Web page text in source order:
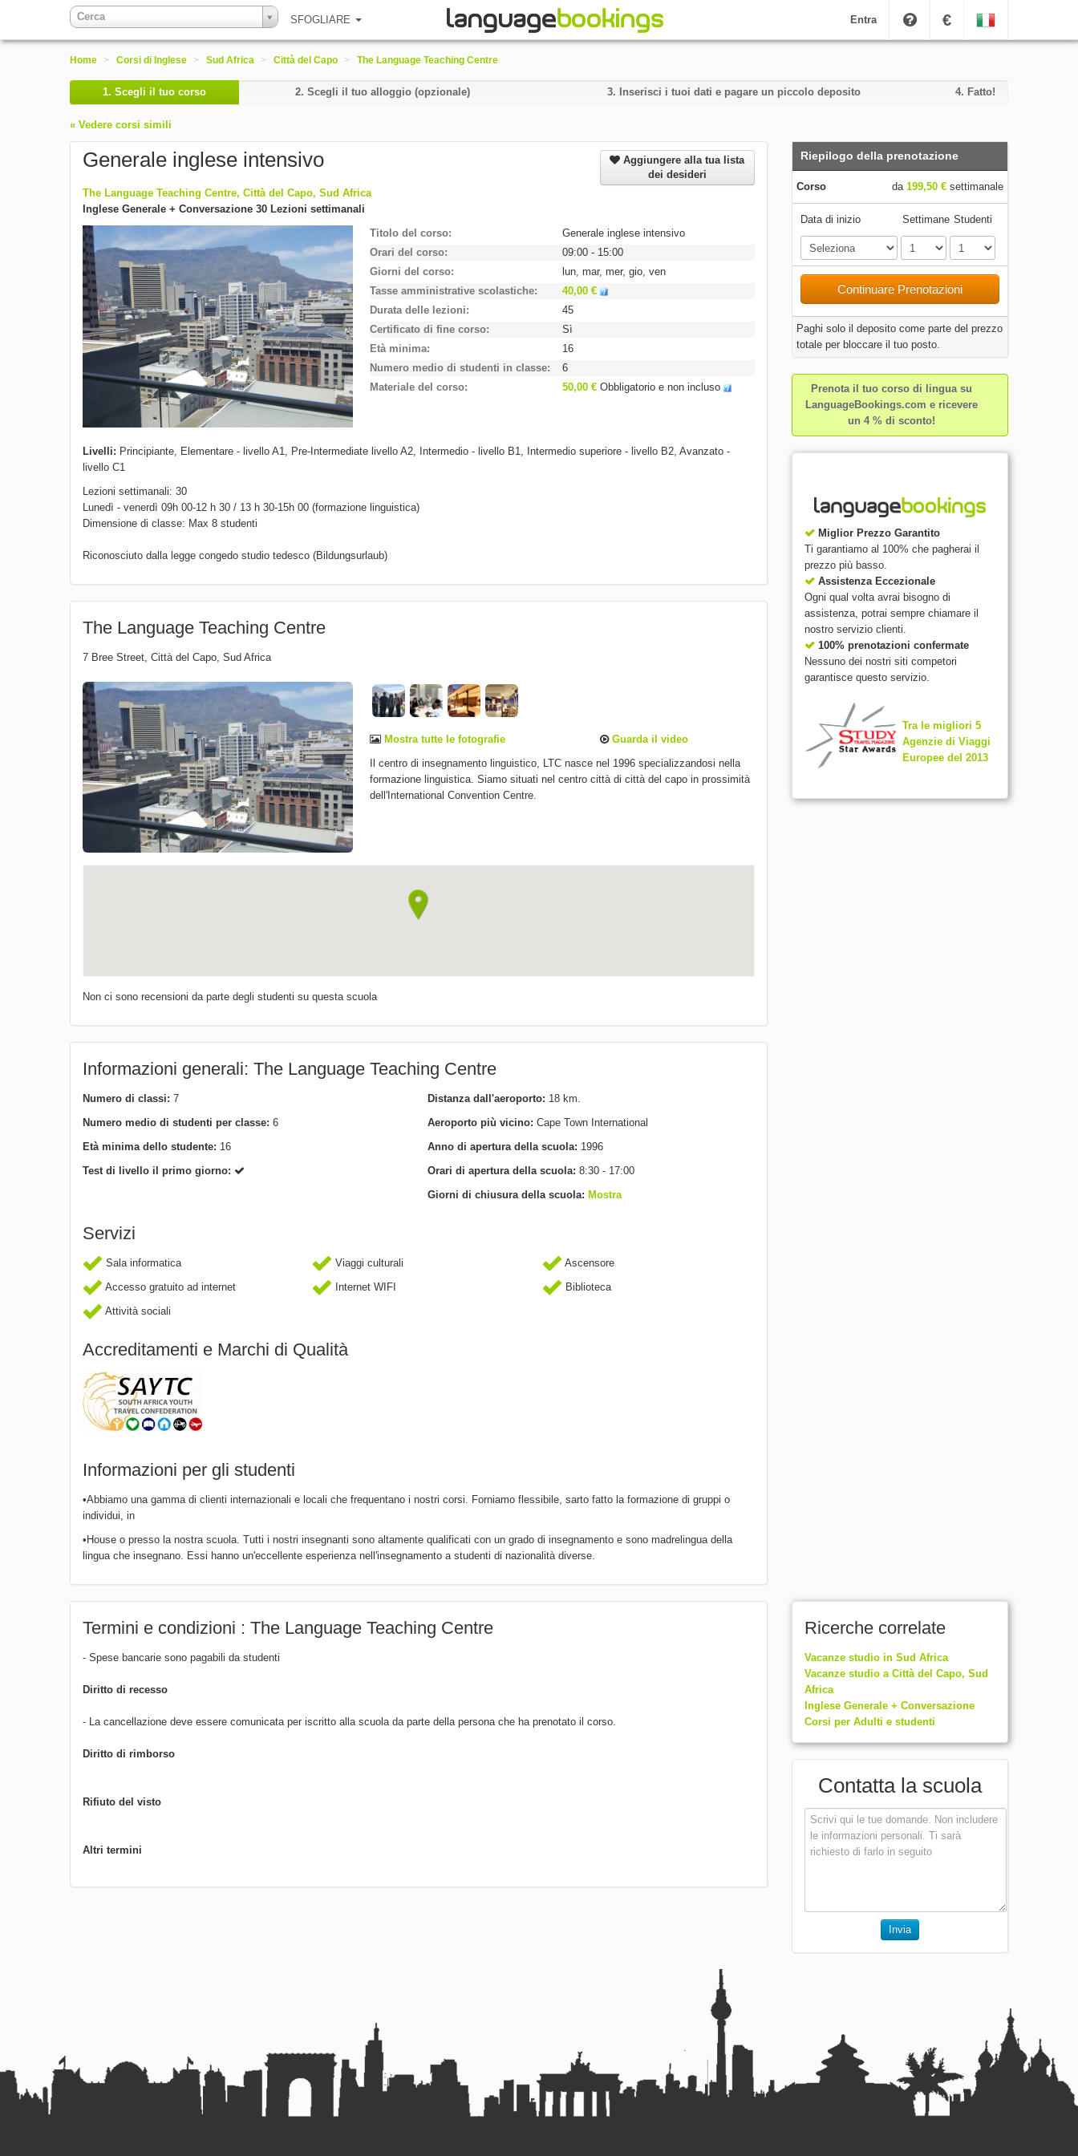
Cerca SFOGLIARE Entra €
Home > Corsi di Inglese > Sud Africa > Città del Capo > The Language Teaching Centre
1. Scegli il tuo corso 2. Scegli il tuo alloggio (opzionale) 3. Inserisci i tuoi dati e pagare un piccolo deposito 4. Fatto!
« Vedere corsi simili
Generale inglese intensivo
Aggiungere alla tua lista
dei desideri
The Language Teaching Centre, Città del Capo, Sud Africa
Inglese Generale + Conversazione 30 Lezioni settimanali
Titolo del corso
Generale inglese intensivo
Orari del corso
09:00 - 15:00
Giorni del corso
lun, mar, mer, gio, ven
Tasse amministrative scolastiche
40,00 €
Durata delle lezioni
45
Certificato di fine corso
Sì
Età minima
16
Numero medio di studenti in classe
6
Materiale del corso
50,00 € Obbligatorio e non incluso
Livelli: Principiante, Elementare - livello A1, Pre-Intermediate livello A2, Intermedio - livello B1, Intermedio superiore - livello B2, Avanzato -
livello C1
Lezioni settimanali: 30
Lunedì - venerdì 09h 00-12 h 30 / 13 h 30-15h 00 (formazione linguistica)
Dimensione di classe: Max 8 studenti
Riconosciuto dalla legge congedo studio tedesco (Bildungsurlaub)
The Language Teaching Centre
7 Bree Street, Città del Capo, Sud Africa
Mostra tutte le fotografie
Guarda il video
Il centro di insegnamento linguistico, LTC nasce nel 1996 specializzandosi nella
formazione linguistica. Siamo situati nel centro città di città del capo in prossimità
dell'International Convention Centre.
Non ci sono recensioni da parte degli studenti su questa scuola
Informazioni generali: The Language Teaching Centre
Numero di classi: 7
Numero medio di studenti per classe: 6
Età minima dello studente: 16
Test di livello il primo giorno:
Distanza dall'aeroporto: 18 km.
Aeroporto più vicino: Cape Town International
Anno di apertura della scuola: 1996
Orari di apertura della scuola: 8:30 - 17:00
Giorni di chiusura della scuola: Mostra
Servizi
Sala informatica Viaggi culturali
Ascensore
Accesso gratuito ad internet
Internet WIFI
Biblioteca
Attività sociali
Accreditamenti e Marchi di Qualità
Informazioni per gli studenti
•Abbiamo una gamma di clienti internazionali e locali che frequentano i nostri corsi. Forniamo flessibile, sarto fatto la formazione di gruppi o
individui, in
•House o presso la nostra scuola. Tutti i nostri insegnanti sono altamente qualificati con un grado di insegnamento e sono madrelingua della
lingua che insegnano. Essi hanno un'eccellente esperienza nell'insegnamento a studenti di nazionalità diverse.
Riepilogo della prenotazione
Corso da 199,50 €settimanale
Data di inizio Settimane Studenti
Continuare Prenotazioni
Paghi solo il deposito come parte del prezzo
totale per bloccare il tuo posto.
Prenota il tuo corso di lingua su
LanguageBookings.com e ricevere
un 4 % di sconto!
Miglior Prezzo Garantito
Ti garantiamo al 100% che pagherai il
prezzo più basso.
Assistenza Eccezionale
Ogni qual volta avrai bisogno di
assistenza, potrai sempre chiamare il
nostro servizio clienti.
100% prenotazioni confermate
Nessuno dei nostri siti competori
garantisce questo servizio.
Tra le migliori 5
Agenzie di Viaggi
Europee del 2013
Termini e condizioni : The Language Teaching Centre
- Spese bancarie sono pagabili da studenti
Diritto di recesso
- La cancellazione deve essere comunicata per iscritto alla scuola da parte della persona che ha prenotato il corso.
Diritto di rimborso
Rifiuto del visto
Altri termini
Ricerche correlate
Vacanze studio in Sud Africa
Vacanze studio a Città del Capo, Sud
Africa
Inglese Generale + Conversazione
Corsi per Adulti e studenti
Contatta la scuola
Invia